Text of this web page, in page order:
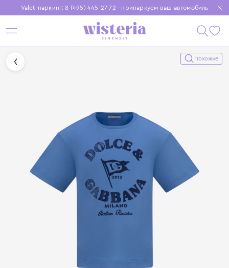
Valet-паркинг: 8 (495) 445-27-72 - припаркуем ваш автомобиль
Бесплатная доставка при заказе от 15 000 ₽
Установите приложение, чтобы покупки были еще удобнее
Похожие